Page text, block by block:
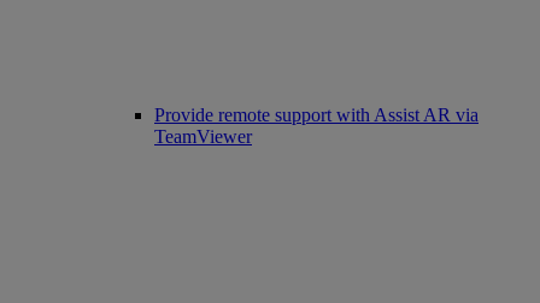
Provide remote support with Assist AR via
TeamViewer